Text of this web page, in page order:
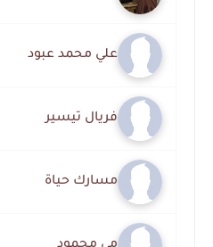
علي محمد عبود
فريال تيسير
مسارك حياة